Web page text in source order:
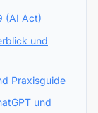
(AI Act)
und
Praxisguide
und